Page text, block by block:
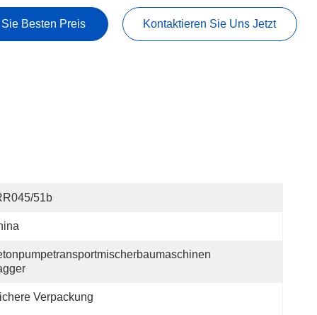
Besten Preis Kontaktieren Sie Uns Jetzt
51b
Verpackung